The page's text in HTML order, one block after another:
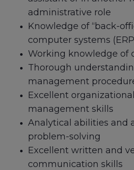
administrative role
Knowledge of “back-
computer systems
Working knowledge of
Thorough
management
Excellent
management skills
Analytical abilities and
problem-solving
Excellent written and
communication skills